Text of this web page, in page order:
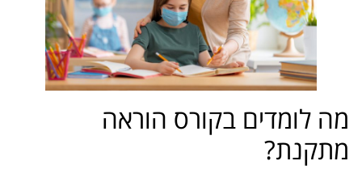
מה לומדים בקורס הוראה
מתקנת?